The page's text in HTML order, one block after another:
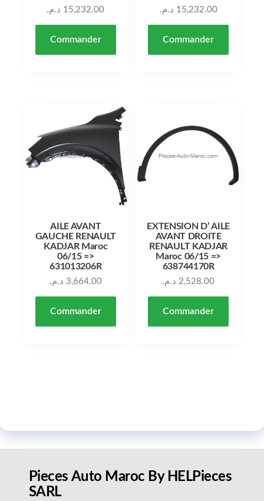
15,232.00 د.م.
Commander
15,232.00 د.م.
Commander
AILE AVANT
GAUCHE RENAULT
KADJAR Maroc
06/15 =>
631013206R
3,664.00 د.م.
Commander
EXTENSION D’ AILE
AVANT DROITE
RENAULT KADJAR
Maroc 06/15 =>
638744170R
2,528.00 د.م.
Commander
Pieces Auto Maroc By HELPieces
SARL